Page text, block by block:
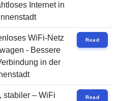
Internet in
WiFi-Netz
- Bessere
in der
Read
stabiler – WiFi
Read